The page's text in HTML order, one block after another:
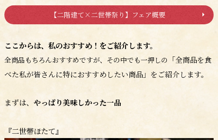
【二階建て×二世帯祭り】フェア概要
ここからは、私のおすすめ！をご紹介します。
全商品もちろんおすすめですが、その中でも一押しの 「全商品を食
べた私が皆さんに特におすすめしたい商品」をご紹介します。
まずは、 やっぱり美味しかった一品
『二世帯ほたて』